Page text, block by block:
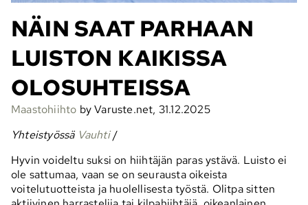
NÄIN SAAT PARHAAN
LUISTON KAIKISSA
OLOSUHTEISSA
Maastohiihto by Varuste.net, 31.12.2025
Yhteistyössä Vauhti/
Hyvin voideltu suksi on hiihtäjän paras ystävä. Luisto ei
ole sattumaa, vaan se on seurausta oikeista
voitelutuotteista ja huolellisesta työstä. Olitpa sitten